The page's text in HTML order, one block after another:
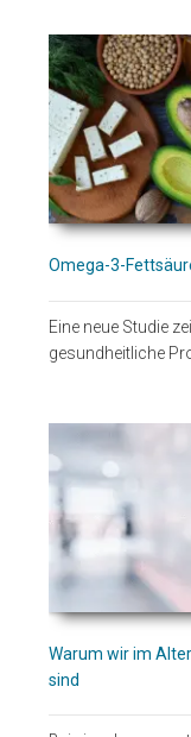
Omega-3-
Eine neue Studie
gesundheitliche
Warum wir im
sind